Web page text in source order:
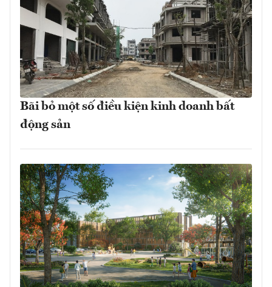
Bãi bỏ một số điều kiện kinh doanh bất
động sản